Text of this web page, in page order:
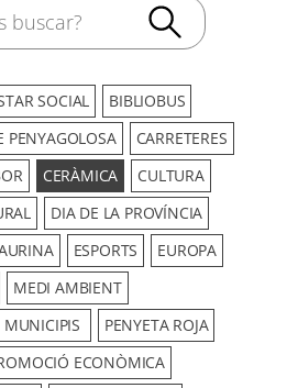
SOCIAL
BIBLIOBUS
PENYAGOLOSA
CARRETERES
CERÀMICA
CULTURA
DIA DE LA PROVÍNCIA
ESPORTS
EUROPA
MEDI AMBIENT
MUNICIPIS
PENYETA ROJA
ECONÒMICA